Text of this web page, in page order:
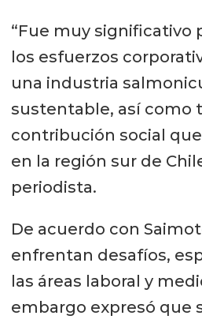
“Fue muy significativo
los esfuerzos
una industria
sustentable, así como
contribución social
en la región sur de
periodista.
De acuerdo con
enfrentan desafíos,
las áreas laboral y
embargo expresó que